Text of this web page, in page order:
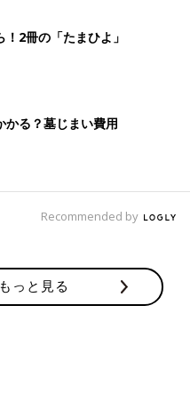
2冊の「たまひよ」
かる？墓じまい費用
Recommended by
っと見る